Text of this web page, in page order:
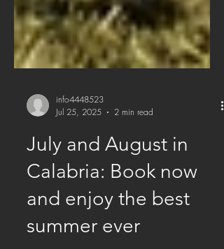
info4448523
Jul 25, 2025
2 min read
July and August in
Calabria: Book now